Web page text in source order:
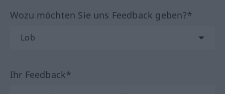
Wozu möchten Sie uns Feedback geben?*
Ihr Feedback*